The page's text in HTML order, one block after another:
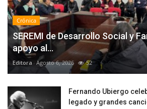
Crónica
SEREMI de Desarrollo Social y
apoyo al...
Editora Agosto 6, 2026 52
Fernando Ubiergo
legado y grandes